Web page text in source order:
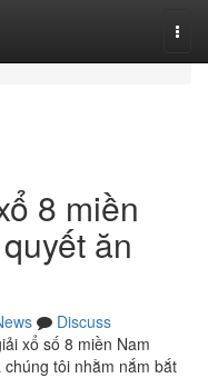
8 miền
ăn
Discuss
xổ số 8 miền Nam
tôi nhằm nắm bắt